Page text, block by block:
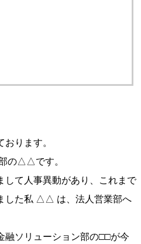
ります。
の△△です。
して人事異動があり、これまで
した私 △△ は、法人営業部へ
融ソリューション部の□□が今